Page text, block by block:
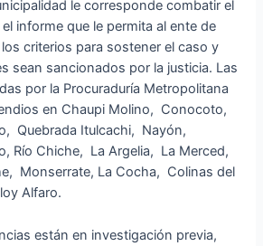
le corresponde combatir el
informe que le permita al ente de
criterios para sostener el caso y
sean sancionados por la justicia. Las
por la Procuraduría Metropolitana
en Chaupi Molino, Conocoto,
Quebrada Itulcachi, Nayón,
Río Chiche, La Argelia, La Merced,
Monserrate, La Cocha, Colinas del
Alfaro.
están en investigación previa,